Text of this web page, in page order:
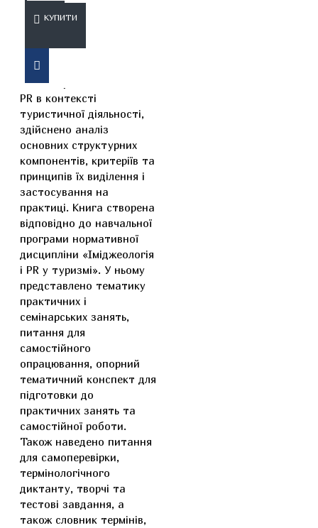
КУПИТИ
У підручнику розглянуто
зміст і сутність поняття
PR в контексті
туристичної діяльності,
здійснено аналіз
основних структурних
компонентів, критеріїв та
принципів їх виділення і
застосування на
практиці. Книга створена
відповідно до навчальної
програми нормативної
дисципліни «Іміджеологія
і PR у туризмі». У ньому
представлено тематику
практичних і
семінарських занять,
питання для
самостійного
опрацювання, опорний
тематичний конспект для
підготовки до
практичних занять та
самостійної роботи.
Також наведено питання
для самоперевірки,
термінологічного
диктанту, творчі та
тестові завдання, а
також словник термінів,